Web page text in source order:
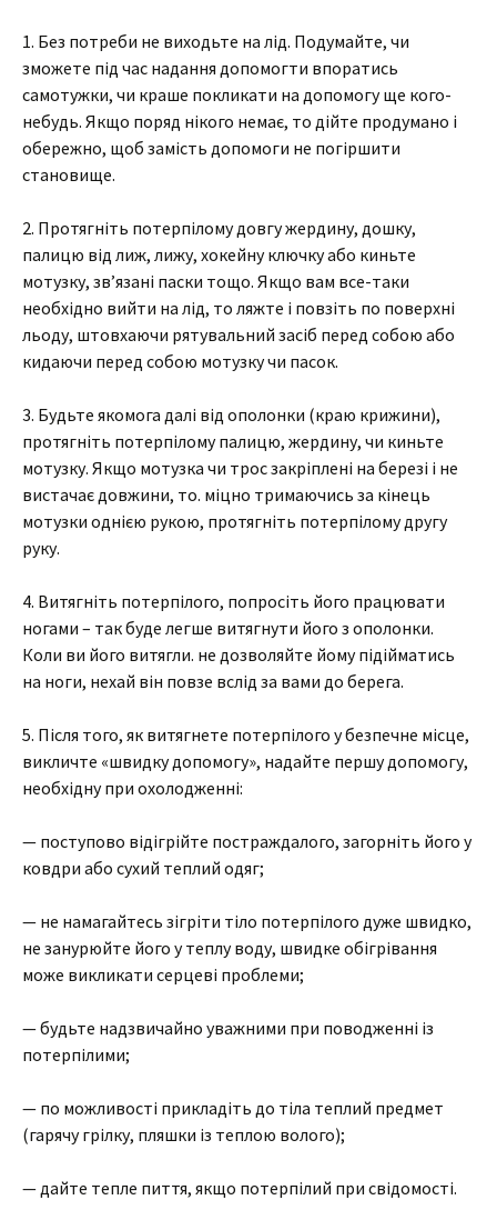
1. Без потреби не виходьте на лід. Подумайте, чи
зможете під час надання допомогти впоратись
самотужки, чи краше покликати на допомогу ще кого-
небудь. Якщо поряд нікого немає, то дійте продумано і
обережно, щоб замість допомоги не погіршити
становище.
2. Протягніть потерпілому довгу жердину, дошку,
палицю від лиж, лижу, хокейну ключку або киньте
мотузку, зв’язані паски тощо. Якщо вам все-таки
необхідно вийти на лід, то ляжте і повзіть по поверхні
льоду, штовхаючи рятувальний засіб перед собою або
кидаючи перед собою мотузку чи пасок.
3. Будьте якомога далі від ополонки (краю крижини),
протягніть потерпілому палицю, жердину, чи киньте
мотузку. Якщо мотузка чи трос закріплені на березі і не
вистачає довжини, то. міцно тримаючись за кінець
мотузки однією рукою, протягніть потерпілому другу
руку.
4. Витягніть потерпілого, попросіть його працювати
ногами – так буде легше витягнути його з ополонки.
Коли ви його витягли. не дозволяйте йому підійматись
на ноги, нехай він повзе вслід за вами до берега.
5. Після того, як витягнете потерпілого у безпечне місце,
викличте «швидку допомогу», надайте першу допомогу,
необхідну при охолодженні:
— поступово відігрійте постраждалого, загорніть його у
ковдри або сухий теплий одяг;
— не намагайтесь зігріти тіло потерпілого дуже швидко,
не занурюйте його у теплу воду, швидке обігрівання
може викликати серцеві проблеми;
— будьте надзвичайно уважними при поводженні із
потерпілими;
— по можливості прикладіть до тіла теплий предмет
(гарячу грілку, пляшки із теплою волого);
— дайте тепле пиття, якщо потерпілий при свідомості.